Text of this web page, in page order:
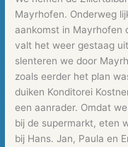
Mayrhofen. Onderweg
aankomst in Mayrhofen
valt het weer gestaag
slenteren we door
zoals eerder het plan
duiken Konditorei
een aanrader. Omdat
bij de supermarkt, eten
bij Hans. Jan, Paula en